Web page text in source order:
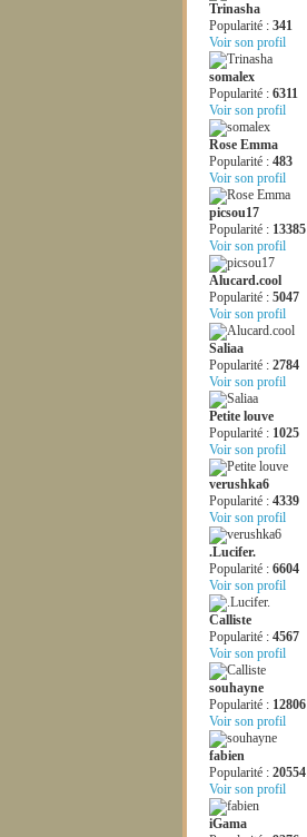
Trinasha
Popularité : 341
Voir son profil
somalex
Popularité : 6311
Voir son profil
Rose Emma
Popularité : 483
Voir son profil
picsou17
Popularité : 13385
Voir son profil
Alucard.cool
Popularité : 5047
Voir son profil
Saliaa
Popularité : 2784
Voir son profil
Petite louve
Popularité : 1025
Voir son profil
verushka6
Popularité : 4339
Voir son profil
.Lucifer.
Popularité : 6604
Voir son profil
Calliste
Popularité : 4567
Voir son profil
souhayne
Popularité : 12806
Voir son profil
fabien
Popularité : 20554
Voir son profil
iGama